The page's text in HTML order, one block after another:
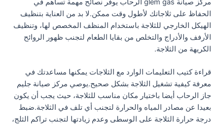
مركز صيانة glem gas الرحاب يوفر نصائح مهمة تساهم في
الحفاظ على ثلاجاتك لأطول وقت ممكن.لا بد من العناية بتنظيف
الهيكل الخارجي للثلاجة باستخدام المنظف المخصص لها، وتنظيف
الأرفف والأدراج والتخلص من بقايا الطعام لتجنب ظهور الروائح
الكريهة من الثلاجة.
قراءة كتيب التعليمات الوارد مع الثلاجات يمكنها مساعدتك في
معرفة كيفية تشغيل الثلاجة بشكل صحيح.يوصي مركز صيانة جليم
جاز الرحاب أيضا باختيار مكان مناسب للثلاجة، حيث يجب أن يكون
بعيدا عن مصادر المياه والحرارة لتجنب أي تلف في الثلاجة.ضبط
درجة حرارة الثلاجة على الوسطى وعدم زيادتها لتجنب تراكم الثلج،